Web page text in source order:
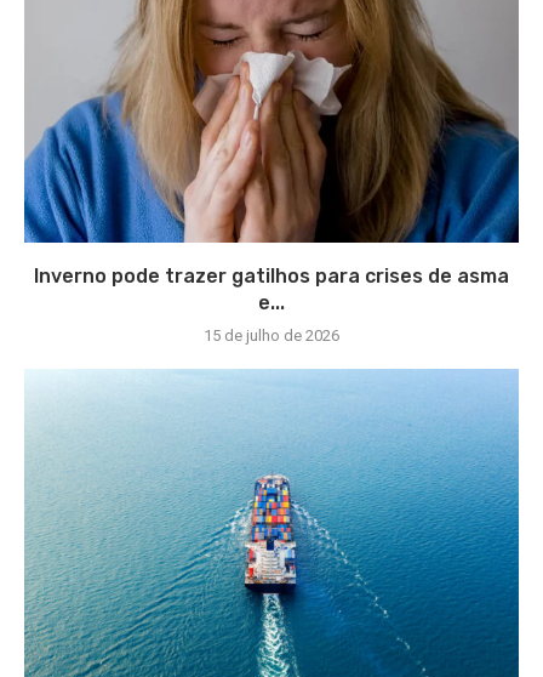
Inverno pode trazer gatilhos para crises de asma
e...
15 de julho de 2026